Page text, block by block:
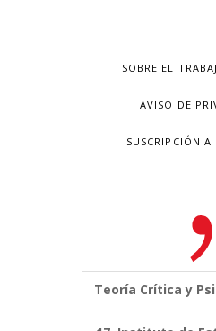
SOBRE EL
AVISO DE
SUSCRIPCIÓN A
Teoría Crítica y